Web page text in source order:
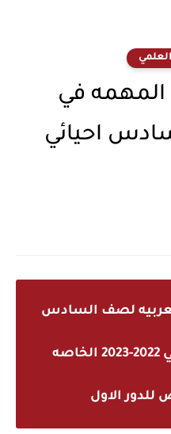
في
احيائي
لصف السادس
الاحيائي للعام الدراسي 2022-2023 الخاصه
للدور الاول